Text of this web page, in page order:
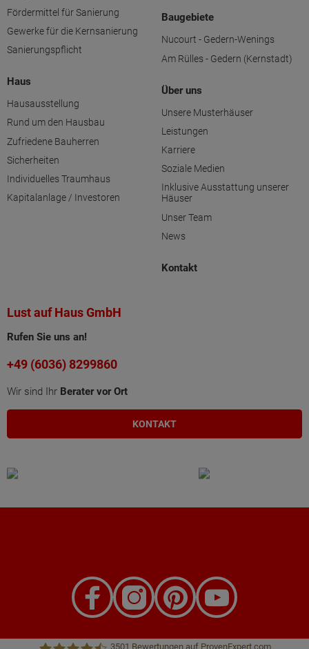
Fördermittel für Sanierung
Gewerke für die Kernsanierung
Sanierungspflicht
Haus
Hausausstellung
Rund um den Hausbau
Zufriedene Bauherren
Sicherheiten
Individuelles Traumhaus
Kapitalanlage / Investoren
Baugebiete
Nucourt - Gedern-Wenings
Am Rülles - Gedern (Kernstadt)
Über uns
Unsere Musterhäuser
Leistungen
Karriere
Soziale Medien
Inklusive Ausstattung unserer
Häuser
Unser Team
News
Kontakt
Lust auf Haus GmbH
Rufen Sie uns an!
+49 (6036) 8299860
Wir sind Ihr Berater vor Ort
KONTAKT
3501 Bewertungen auf ProvenExpert.com